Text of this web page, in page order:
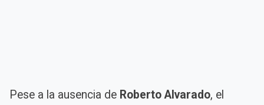
Pese a la ausencia de Roberto Alvarado, el